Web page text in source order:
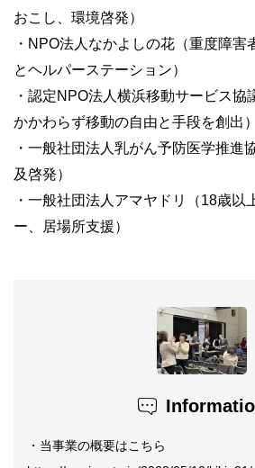
おこし、環境啓発）
・NPO法人なかよしの花（重度障害
とヘルパーステーション）
・認定NPO法人横浜移動サービス協
かかわらず移動の自由と手段を創出）
・一般社団法人乳がん予防医学推進
及啓発）
・一般社団法人アマヤドリ（18歳以
ー、居場所支援）
・当事業の概要はこちら